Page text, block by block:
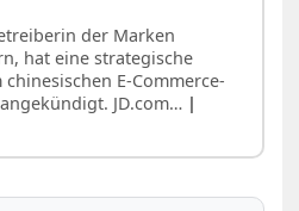
der Marken
hat eine strategische
E-Commerce-
JD.com… |